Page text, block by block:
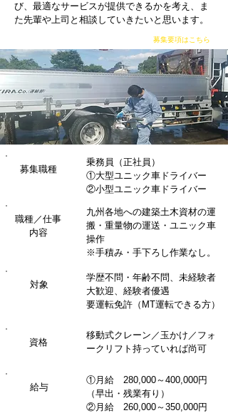
び、最適なサービスが提供できるかを考え、ま
た先輩や上司と相談していきたいと思います。
募集要項はこちら
募集職種
乗務員（正社員）
①大型ユニック車ドライバー
​②小型ユニック車ドライバー
職種／仕事
内容
九州各地への建築土木資材の運
搬・重量物の運送・ユニック車
操作
​※手積み・手下ろし作業なし。
対象
学歴不問・年齢不問、未経験者
大歓迎、経験者優遇
要運転免許（MT運転できる方）
資格
移動式クレーン／玉かけ／フォ
ークリフト持っていれば尚可
給与
①月給 280,000～400,000円
（早出・残業有り）
②月給 260,000～350,000円